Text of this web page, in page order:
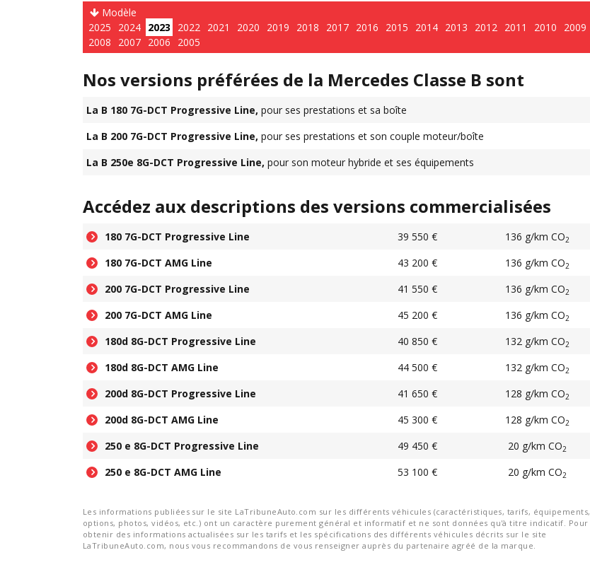
Modèle
2025
2024 2023 2022 2021 2020 2019 2018 2017 2016 2015 2014 2013 2012 2011 2010
2009
2008
2007 2006 2005
Nos versions préférées de la Mercedes Classe B sont
La B 180 7G-DCT Progressive Line, pour ses prestations et sa boîte
La B 200 7G-DCT Progressive Line, pour ses prestations et son couple moteur/boîte
La B 250e 8G-DCT Progressive Line, pour son moteur hybride et ses équipements
Accédez aux descriptions des versions commercialisées
180 7G-DCT Progressive Line 39 550 € 136 g/km CO2
180 7G-DCT AMG Line 43 200 € 136 g/km CO2
200 7G-DCT Progressive Line 41 550 € 136 g/km CO2
200 7G-DCT AMG Line 45 200 € 136 g/km CO2
180d 8G-DCT Progressive Line 40 850 € 132 g/km CO2
180d 8G-DCT AMG Line 44 500 € 132 g/km CO2
200d 8G-DCT Progressive Line 41 650 € 128 g/km CO2
200d 8G-DCT AMG Line 45 300 € 128 g/km CO2
250 e 8G-DCT Progressive Line 49 450 € 20 g/km CO2
250 e 8G-DCT AMG Line 53 100 € 20 g/km CO2
Les informations publiées sur le site LaTribuneAuto.com sur les différents véhicules (caractéristiques, tarifs, équipements,
options, photos, vidéos, etc.) ont un caractère purement général et informatif et ne sont données qu'à titre indicatif. Pour
obtenir des informations actualisées sur les tarifs et les spécifications des différents véhicules décrits sur le site
LaTribuneAuto.com, nous vous recommandons de vous renseigner auprès du partenaire agréé de la marque.